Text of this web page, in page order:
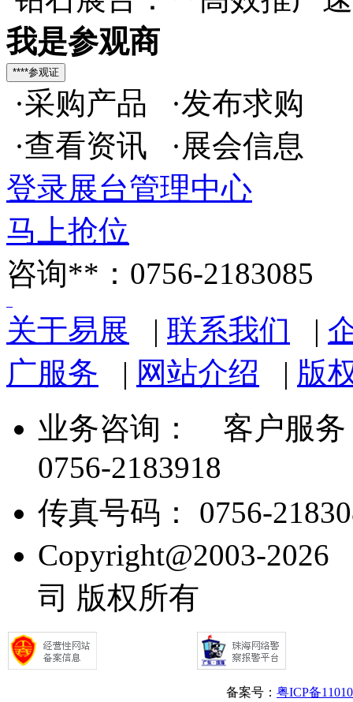
我是参观商
·采购产品 ·发布求购
·查看资讯 ·展会信息
登录展台管理中心
马上抢位
咨询**：0756-2183085
关于易展 | 联系我们 |
广服务 | 网站介绍 | 版
业务咨询：
客户服务
0756-2183918
传真号码： 0756-
Copyright@2003-
司 版权所有
备案号： 粤ICP备